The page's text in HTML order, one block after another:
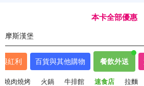
本卡全部優惠
摩斯漢堡
紅利 百貨與其他購物 餐飲外送
燒肉燒烤 火鍋 牛排館 速食店 拉麵